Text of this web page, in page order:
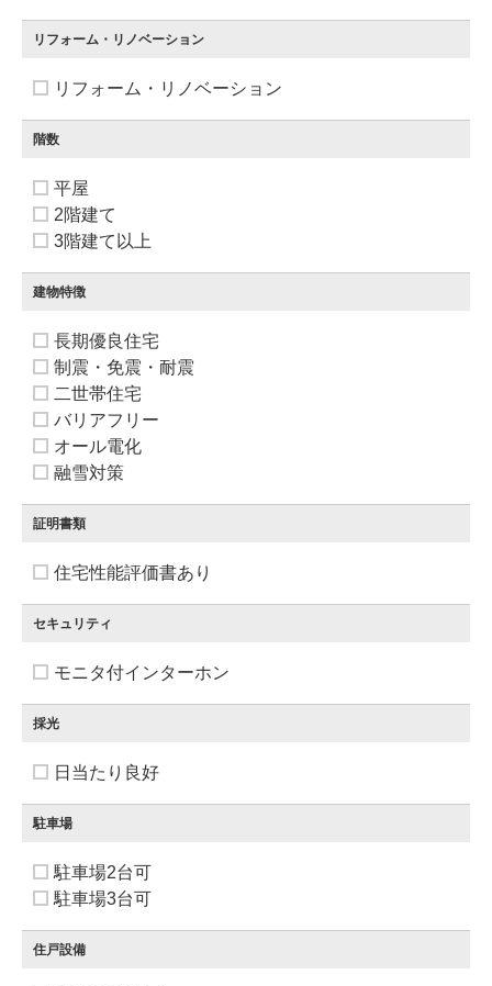
リフォーム・リノベーション
リフォーム・リノベーション
階数
平屋
2階建て
3階建て以上
建物特徴
長期優良住宅
制震・免震・耐震
二世帯住宅
バリアフリー
オール電化
融雪対策
証明書類
住宅性能評価書あり
セキュリティ
モニタ付インターホン
採光
日当たり良好
駐車場
駐車場2台可
駐車場3台可
住戸設備